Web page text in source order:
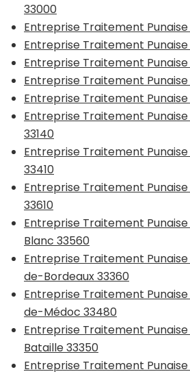
33000
Entreprise Traitement Punaise
Entreprise Traitement Punaise
Entreprise Traitement Punaise
Entreprise Traitement
Entreprise Traitement Punaise
Entreprise Traitement Punaise
33140
Entreprise Traitement
33410
Entreprise Traitement
33610
Entreprise Traitement
Blanc 33560
Entreprise Traitement
de-Bordeaux 33360
Entreprise Traitement
de-Médoc 33480
Entreprise Traitement
Bataille 33350
Entreprise Traitement Punaise